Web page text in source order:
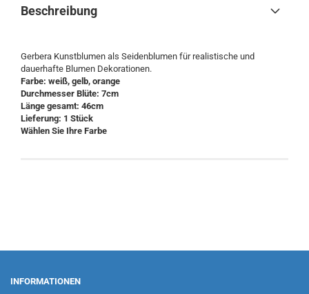
Beschreibung
Gerbera Kunstblumen als Seidenblumen für realistische und
dauerhafte Blumen Dekorationen.
Farbe: weiß, gelb, orange
Durchmesser Blüte: 7cm
Länge gesamt: 46cm
Lieferung: 1 Stück
Wählen Sie Ihre Farbe
INFORMATIONEN